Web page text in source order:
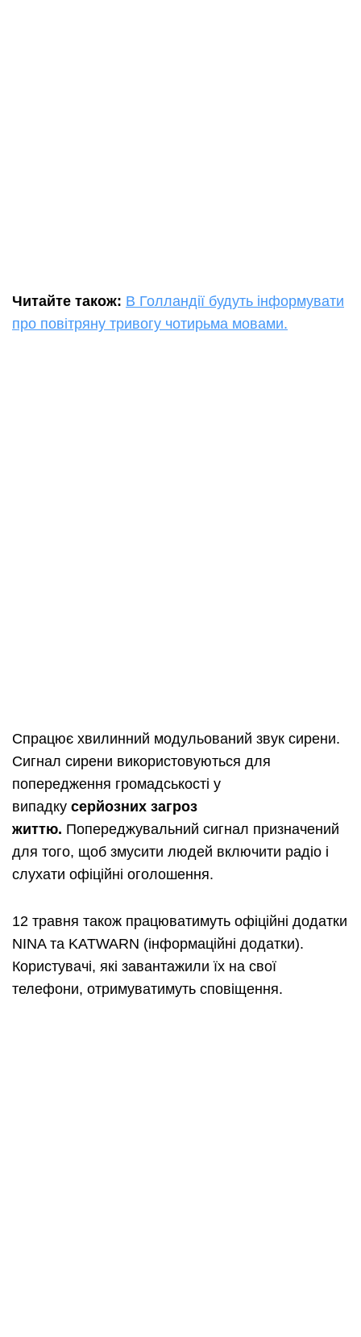
Читайте також: В Голландії будуть інформувати
про повітряну тривогу чотирьма мовами.
Спрацює хвилинний модульований звук сирени.
Сигнал сирени використовуються для
попередження громадськості у
випадку серйозних загроз
життю. Попереджувальний сигнал призначений
для того, щоб змусити людей включити радіо і
слухати офіційні оголошення.
12 травня також працюватимуть офіційні додатки
NINA та KATWARN (інформаційні додатки).
Користувачі, які завантажили їх на свої
телефони, отримуватимуть сповіщення.